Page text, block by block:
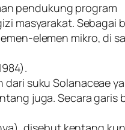
pendukung program
masyarakat.
elemen mikro, di
suku Solanaceae
juga. Secara garis